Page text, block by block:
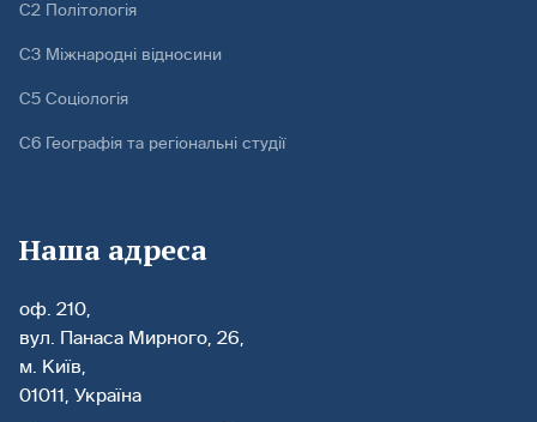
С2 Політологія
С3 Міжнародні відносини
С5 Соціологія
С6 Географія та регіональні студії
Наша адреса
оф. 210,
вул. Панаса Мирного, 26,
м. Київ,
01011, Україна